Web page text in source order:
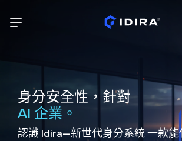
身分安全性，針對
AI 企業。
認識 Idira—新世代身分系統一款能